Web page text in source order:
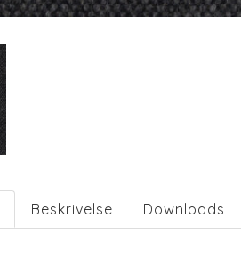
Beskrivelse Downloads